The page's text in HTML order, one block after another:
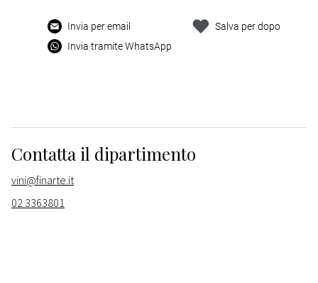
Invia per email
Invia tramite WhatsApp
Salva per dopo
Contatta il dipartimento
vini@finarte.it
02 3363801